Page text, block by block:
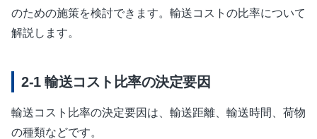
のための施策を検討できます。輸送コストの比率について
解説します。
輸送コスト比率の決定要因
輸送コスト比率の決定要因は、輸送距離、輸送時間、荷物
の種類などです。